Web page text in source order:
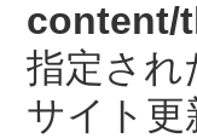
content/
指定され
サイト更